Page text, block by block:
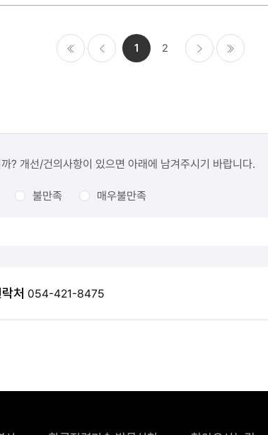
1 2
? 개선/건의사항이 있으면 아래에 남겨주시기 바랍니다.
불만족 매우불만족
처 054-421-8475